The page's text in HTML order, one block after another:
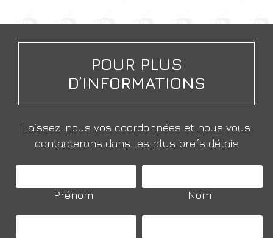
POUR PLUS
D’INFORMATIONS
Laissez-nous vos coordonnées et nous vous
contacterons dans les plus brefs délais
Prénom Nom